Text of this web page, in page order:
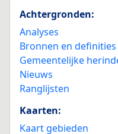
Achtergronden:
Analyses
Bronnen en definities
Gemeentelijke
Nieuws
Ranglijsten
Kaarten:
Kaart gebieden